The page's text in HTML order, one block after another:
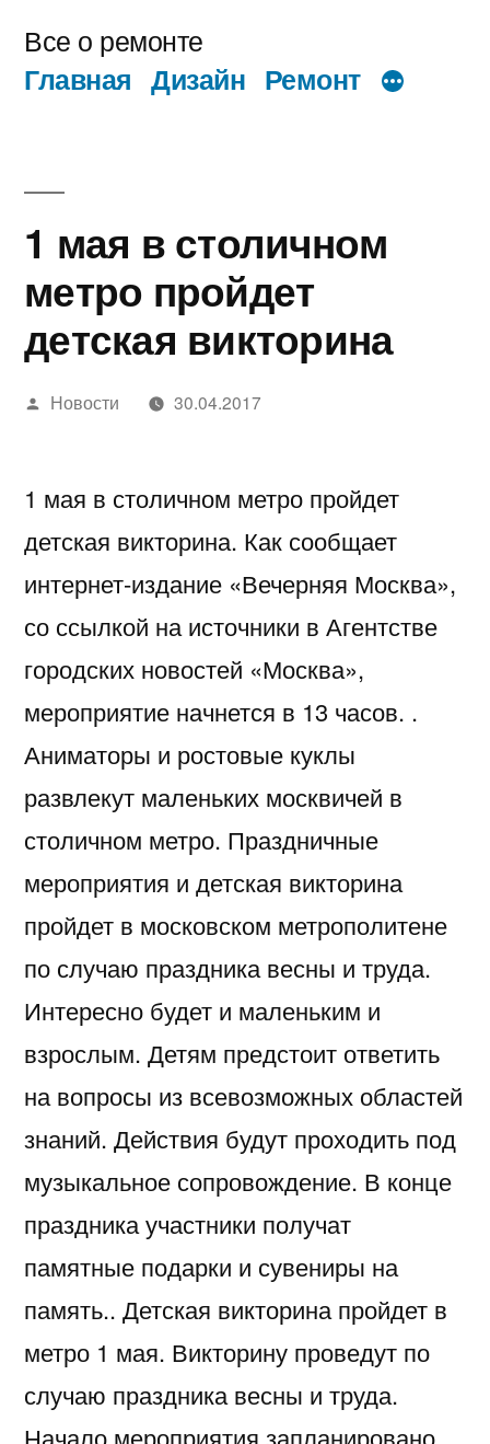
содержимому
Все о ремонте
Главная Дизайн Ремонт
1 мая в столичном
метро пройдет
детская викторина
Написано
Новости 30.04.2017
1 мая в столичном метро пройдет
детская викторина. Как сообщает
интернет-издание «Вечерняя Москва»,
со ссылкой на источники в Агентстве
городских новостей «Москва»,
мероприятие начнется в 13 часов. .
Аниматоры и ростовые куклы
развлекут маленьких москвичей в
столичном метро. Праздничные
мероприятия и детская викторина
пройдет в московском метрополитене
по случаю праздника весны и труда.
Интересно будет и маленьким и
взрослым. Детям предстоит ответить
на вопросы из всевозможных областей
знаний. Действия будут проходить под
музыкальное сопровождение. В конце
праздника участники получат
памятные подарки и сувениры на
память.. Детская викторина пройдет в
метро 1 мая. Викторину проведут по
случаю праздника весны и труда.
Начало мероприятия запланировано